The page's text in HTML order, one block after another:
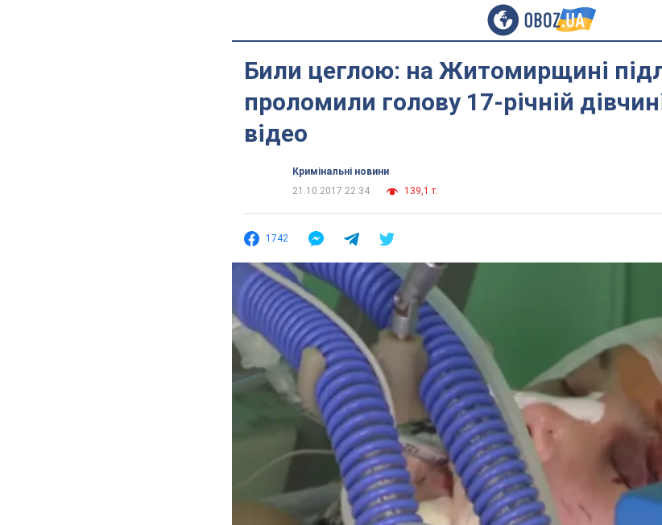
Били цеглою: на Житомирщині
проломили голову 17-річній
відео
Кримінальні новини
21.10.2017 22:34
139,1 т.
1742